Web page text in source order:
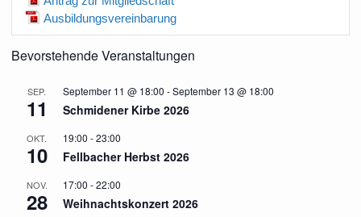
Ausbildungsvereinbarung
Bevorstehende Veranstaltungen
SEP.
11
September 11 @ 18:00 -September 13 @ 18:00
Schmidener Kirbe 2026
OKT.
10
19:00 -23:00
Fellbacher Herbst 2026
NOV.
28
17:00 -22:00
Weihnachtskonzert 2026